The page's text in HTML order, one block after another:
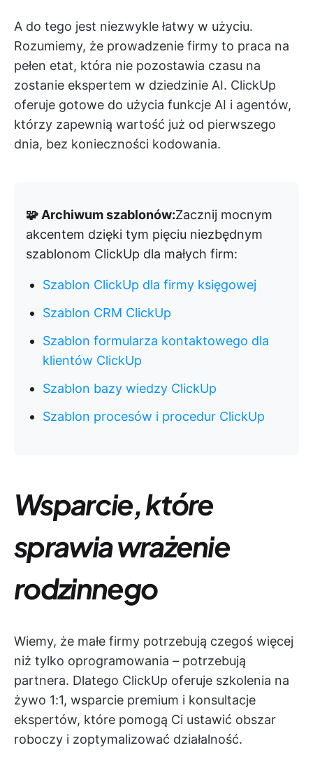
A do tego jest niezwykle łatwy w użyciu.
Rozumiemy, że prowadzenie firmy to praca na
pełen etat, która nie pozostawia czasu na
zostanie ekspertem w dziedzinie AI. ClickUp
oferuje gotowe do użycia funkcje AI i agentów,
którzy zapewnią wartość już od pierwszego
dnia, bez konieczności kodowania.
🧩 Archiwum szablonów:Zacznij mocnym
akcentem dzięki tym pięciu niezbędnym
szablonom ClickUp dla małych firm:
Szablon ClickUp dla firmy księgowej
Szablon CRM ClickUp
Szablon formularza kontaktowego dla
klientów ClickUp
Szablon bazy wiedzy ClickUp
Szablon procesów i procedur ClickUp
Wsparcie, które
sprawia wrażenie
rodzinnego
Wiemy, że małe firmy potrzebują czegoś więcej
niż tylko oprogramowania – potrzebują
partnera. Dlatego ClickUp oferuje szkolenia na
żywo 1:1, wsparcie premium i konsultacje
ekspertów, które pomogą Ci ustawić obszar
roboczy i zoptymalizować działalność.